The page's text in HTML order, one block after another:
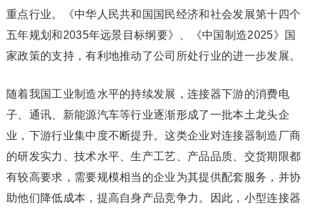
重点行业。《中华人民共和国国民经济和社会发展第十四个
五年规划和2035年远景目标纲要》、《中国制造2025》国
家政策的支持，有利地推动了公司所处行业的进一步发展。
随着我国工业制造水平的持续发展，连接器下游的消费电
子、通讯、新能源汽车等行业逐渐形成了一批本土龙头企
业，下游行业集中度不断提升。这类企业对连接器制造厂商
的研发实力、技术水平、生产工艺、产品品质、交货期限都
有较高要求，需要规模相当的企业为其提供配套服务，并协
助他们降低成本，提高自身产品竞争力。因此，小型连接器